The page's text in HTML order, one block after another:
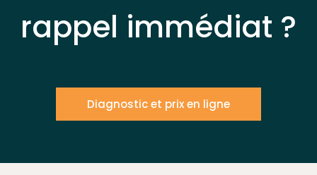
rappel immédiat ?
Diagnostic et prix en ligne